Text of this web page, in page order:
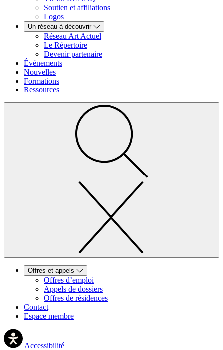
Soutien et affiliations
Logos
Un réseau à découvrir
Réseau Art Actuel
Le Répertoire
Devenir partenaire
Événements
Nouvelles
Formations
Ressources
Offres et appels
Offres d’emploi
Appels de dossiers
Offres de résidences
Contact
Espace membre
Accessibilité